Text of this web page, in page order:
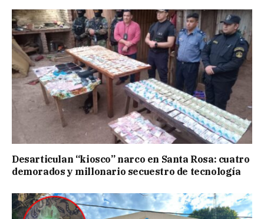
Desarticulan “kiosco” narco en Santa Rosa: cuatro
demorados y millonario secuestro de tecnología